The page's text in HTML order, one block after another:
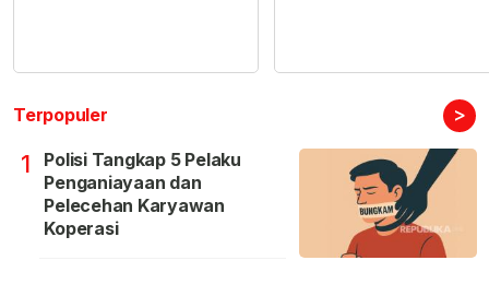
Terpopuler >
1
Polisi Tangkap 5 Pelaku
Penganiayaan dan
Pelecehan Karyawan
Koperasi